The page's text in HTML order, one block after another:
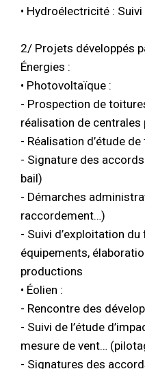
• Hydroélectricité :
2/ Projets développés
Énergies :
• Photovoltaïque :
- Prospection de
réalisation de
- Réalisation d’étude
- Signature des
bail)
- Démarches
raccordement…)
- Suivi d’exploitation
équipements,
productions
• Éolien :
- Rencontre des
- Suivi de l’étude
mesure de vent…
- Signatures des